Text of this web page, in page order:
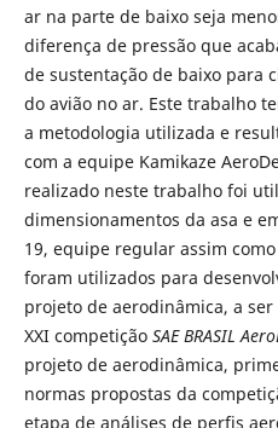
ar na parte de baixo seja
diferença de pressão que
de sustentação de baixo para
do avião no ar. Este trabalho
a metodologia utilizada e
com a equipe Kamikaze
realizado neste trabalho foi
dimensionamentos da asa e
19, equipe regular assim
foram utilizados para
projeto de aerodinâmica, a
XXI competição SAE BRASIL
projeto de aerodinâmica,
normas propostas da
etapa de análises de perfis